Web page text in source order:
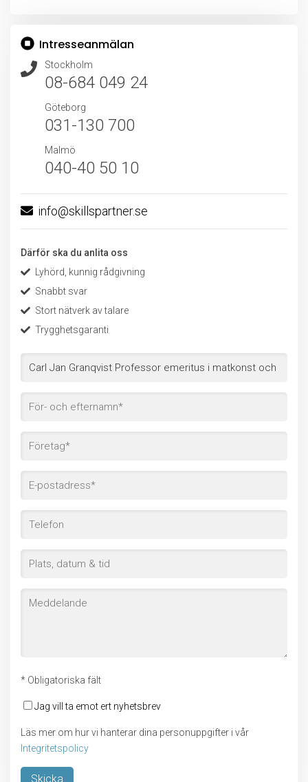
Intresseanmälan
Stockholm
08-684 049 24
Göteborg
031-130 700
Malmö
040-40 50 10
info@skillspartner.se
Därför ska du anlita oss
Lyhörd, kunnig rådgivning
Snabbt svar
Stort nätverk av talare
Trygghetsgaranti
* Obligatoriska fält
Jag vill ta emot ert nyhetsbrev
Läs mer om hur vi hanterar dina personuppgifter i vår
Integritetspolicy